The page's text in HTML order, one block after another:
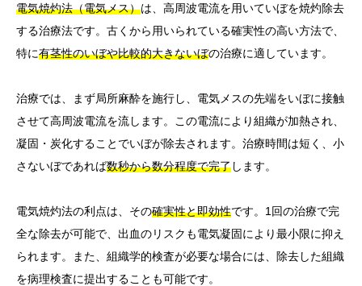
電気焼灼法（電気メス）は、高周波電流を用いていぼを焼灼除去
する治療法です。古くから用いられている確実性の高い方法で、
特に有茎性のいぼや比較的大きないぼの治療に適しています。
治療では、まず局所麻酔を施行し、電気メスの先端をいぼに接触
させて高周波電流を流します。この電流により組織が加熱され、
凝固・炭化することでいぼが除去されます。治療時間は短く、小
さないぼであれば数秒から数分程度で完了します。
電気焼灼法の利点は、その確実性と即効性です。1回の治療で完
全な除去が可能で、出血のリスクも電気凝固により最小限に抑え
られます。また、組織学的検査が必要な場合には、除去した組織
を病理検査に提出することも可能です。